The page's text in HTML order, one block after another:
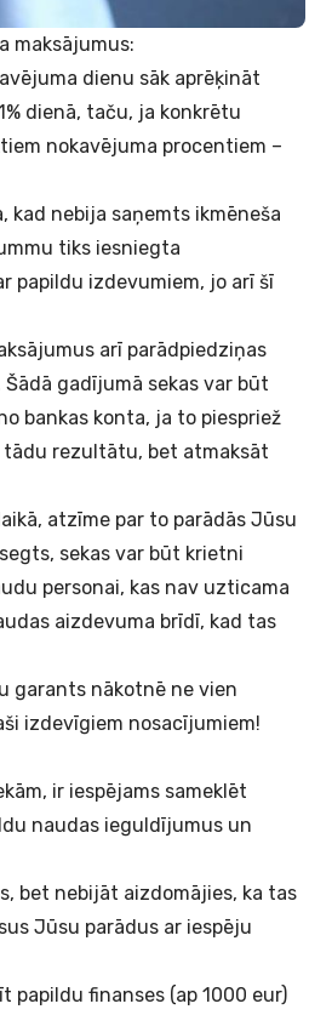
maksājumus:
dienu sāk aprēķināt
dienā, taču, ja konkrētu
nokavējuma procentiem –
kad nebija saņemts ikmēneša
tiks iesniegta
papildu izdevumiem, jo arī šī
arī parādpiedziņas
gadījumā sekas var būt
bankas konta, ja to piespriež
tādu rezultātu, bet atmaksāt
atzīme par to parādās Jūsu
sekas var būt krietni
personai, kas nav uzticama
aizdevuma brīdī, kad tas
garants nākotnē ne vien
izdevīgiem nosacījumiem!
ir iespējams sameklēt
naudas ieguldījumus un
bet nebijāt aizdomājies, ka tas
Jūsu parādus ar iespēju
papildu finanses (ap 1000 eur)